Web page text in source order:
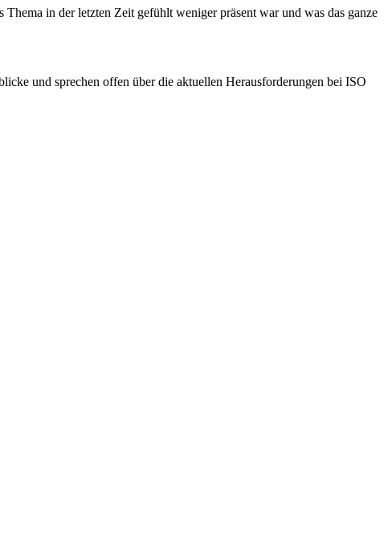
in der letzten Zeit gefühlt weniger präsent war und was das ganze
und sprechen offen über die aktuellen Herausforderungen bei ISO